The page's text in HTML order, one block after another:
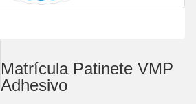
Matrícula Patinete VMP
Adhesivo